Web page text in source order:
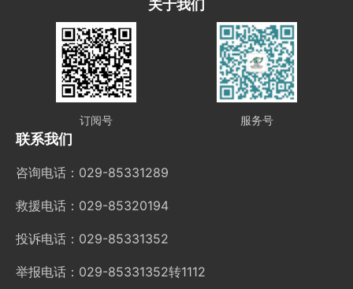
关于我们
订阅号 服务号
联系我们
咨询电话：029-85331289
救援电话：029-85320194
投诉电话：029-85331352
举报电话：029-85331352转1112